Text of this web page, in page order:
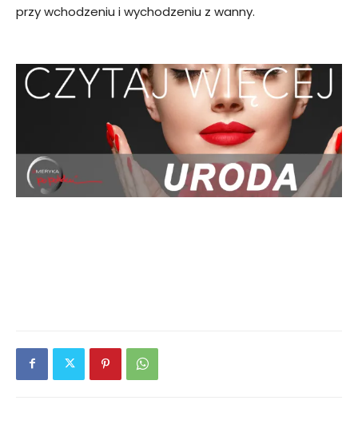
przy wchodzeniu i wychodzeniu z wanny.